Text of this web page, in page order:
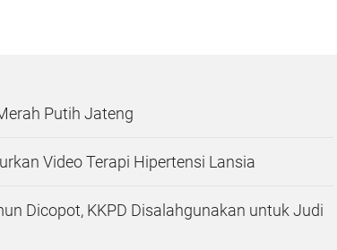
Putih Jateng
Video Terapi Hipertensi Lansia
Dicopot, KKPD Disalahgunakan untuk Judi